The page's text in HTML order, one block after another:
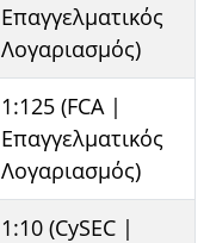
Επαγγελματικός
Λογαριασμός)
1:125 (FCA |
Επαγγελματικός
Λογαριασμός)
1:10 (CySEC |